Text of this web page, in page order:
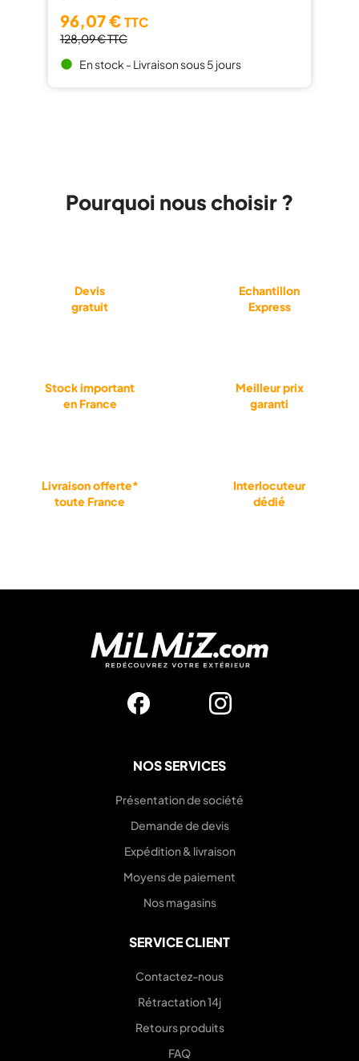
96,07 €TTC
128,09 €TTC
brightness_1 En stock - Livraison sous 5 jours
Pourquoi nous choisir ?
Devis
gratuit
Echantillon
Express
Stock important
en France
Meilleur prix
garanti
Livraison offerte*
toute France
Interlocuteur
dédié
NOS SERVICES
Présentation de société
Demande de devis
Expédition & livraison
Moyens de paiement
Nos magasins
SERVICE CLIENT
Contactez-nous
Rétractation 14j
Retours produits
FAQ